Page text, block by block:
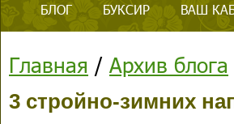
БЛОГ БУКСИР ВАШ
Главная / Архив блога
3 стройно-зимних